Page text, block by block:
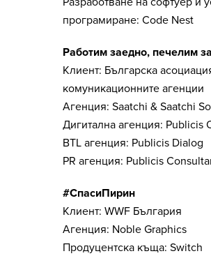
програмиране: Code Nest
Работим заедно, печелим
Клиент: Българска
комуникационните агенции
Агенция: Saatchi & Saatchi
Дигитална агенция: Publicis
BTL агенция: Publicis Dialog
PR агенция: Publicis
#СпасиПирин
Клиент: WWF България
Агенция: Noble Graphics
Продуцентска къща: Switch